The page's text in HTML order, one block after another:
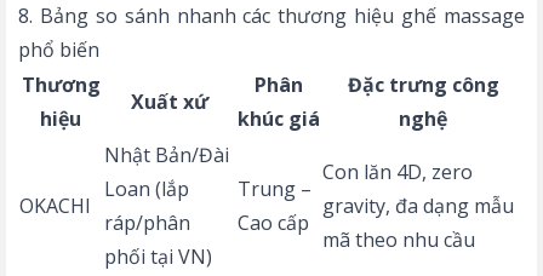
8. Bảng so sánh nhanh các thương hiệu ghế massage
phổ biến
Thương
hiệu
Xuất xứ
Phân
khúc giá
Đặc trưng công
nghệ
OKACHI
Nhật Bản/Đài
Loan (lắp
ráp/phân
phối tại VN)
Trung –
Cao cấp
Con lăn 4D, zero
gravity, đa dạng mẫu
mã theo nhu cầu